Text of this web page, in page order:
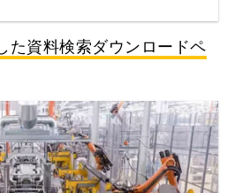
た資料検索ダウンロードペ